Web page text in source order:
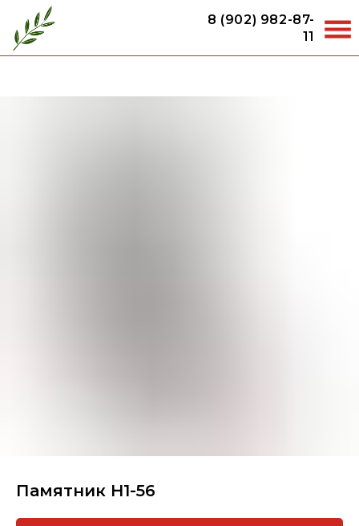
8 (902) 982-87-
11
Памятник H1-56